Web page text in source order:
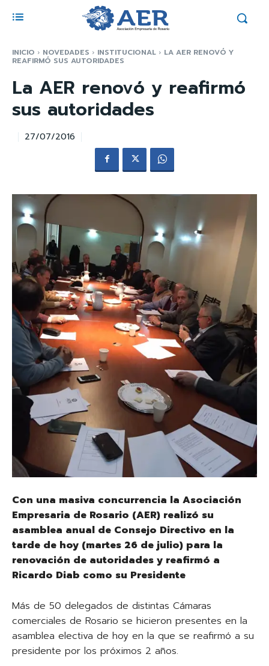
INICIO NOVEDADES INSTITUCIONAL LA AER RENOVÓ Y
REAFIRMÓ SUS AUTORIDADES
La AER renovó y reafirmó
sus autoridades
27/07/2016
Con una masiva concurrencia la Asociación
Empresaria de Rosario (AER) realizó su
asamblea anual de Consejo Directivo en la
tarde de hoy (martes 26 de julio) para la
renovación de autoridades y reafirmó a
Ricardo Diab como su Presidente
Más de 50 delegados de distintas Cámaras
comerciales de Rosario se hicieron presentes en la
asamblea electiva de hoy en la que se reafirmó a su
presidente por los próximos 2 años.